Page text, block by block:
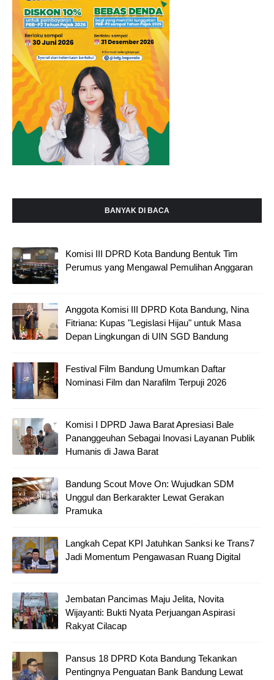
BANYAK DI BACA
Komisi III DPRD Kota Bandung Bentuk Tim
Perumus yang Mengawal Pemulihan Anggaran
Anggota Komisi III DPRD Kota Bandung, Nina
Fitriana: Kupas "Legislasi Hijau" untuk Masa
Depan Lingkungan di UIN SGD Bandung
Festival Film Bandung Umumkan Daftar
Nominasi Film dan Narafilm Terpuji 2026
Komisi I DPRD Jawa Barat Apresiasi Bale
Pananggeuhan Sebagai Inovasi Layanan Publik
Humanis di Jawa Barat
Bandung Scout Move On: Wujudkan SDM
Unggul dan Berkarakter Lewat Gerakan
Pramuka
Langkah Cepat KPI Jatuhkan Sanksi ke Trans7
Jadi Momentum Pengawasan Ruang Digital
Jembatan Pancimas Maju Jelita, Novita
Wijayanti: Bukti Nyata Perjuangan Aspirasi
Rakyat Cilacap
Pansus 18 DPRD Kota Bandung Tekankan
Pentingnya Penguatan Bank Bandung Lewat